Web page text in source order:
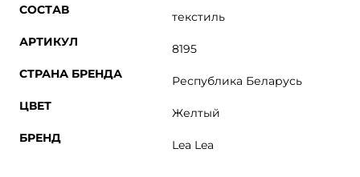
СОСТАВ
текстиль
АРТИКУЛ
8195
СТРАНА БРЕНДА
Республика Беларусь
ЦВЕТ
Желтый
БРЕНД
Lea Lea